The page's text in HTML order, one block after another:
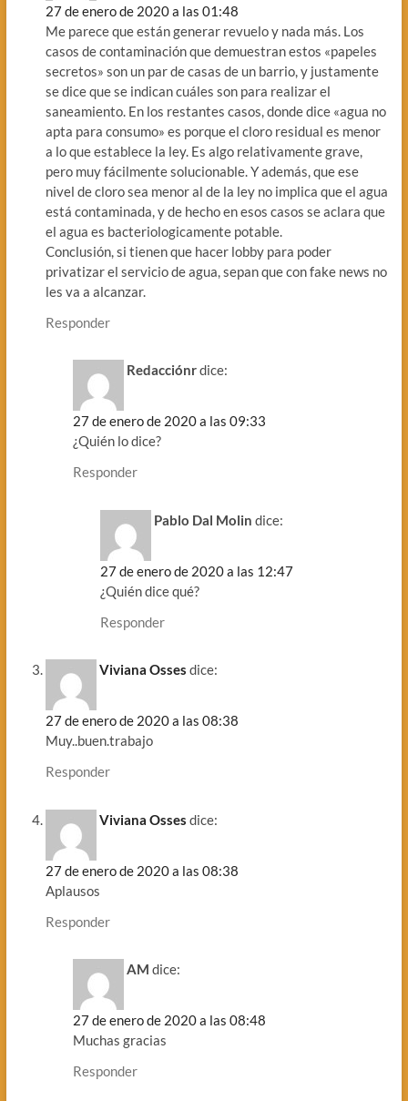
27 de enero de 2020 a las 01:48
Me parece que están generar revuelo y nada más. Los
casos de contaminación que demuestran estos «papeles
secretos» son un par de casas de un barrio, y justamente
se dice que se indican cuáles son para realizar el
saneamiento. En los restantes casos, donde dice «agua no
apta para consumo» es porque el cloro residual es menor
a lo que establece la ley. Es algo relativamente grave,
pero muy fácilmente solucionable. Y además, que ese
nivel de cloro sea menor al de la ley no implica que el agua
está contaminada, y de hecho en esos casos se aclara que
el agua es bacteriologicamente potable.
Conclusión, si tienen que hacer lobby para poder
privatizar el servicio de agua, sepan que con fake news no
les va a alcanzar.
Responder
Redacciónrdice:
27 de enero de 2020 a las 09:33
¿Quién lo dice?
Responder
Pablo Dal Molin dice:
27 de enero de 2020 a las 12:47
¿Quién dice qué?
Responder
Viviana Osses dice:
27 de enero de 2020 a las 08:38
Muy..buen.trabajo
Responder
Viviana Osses dice:
27 de enero de 2020 a las 08:38
Aplausos
Responder
AM dice:
27 de enero de 2020 a las 08:48
Muchas gracias
Responder